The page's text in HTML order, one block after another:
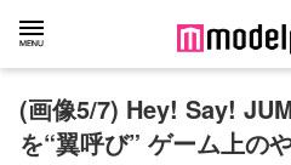
(画像5/7) Hey! Say!
を“翼呼び” ゲーム上の